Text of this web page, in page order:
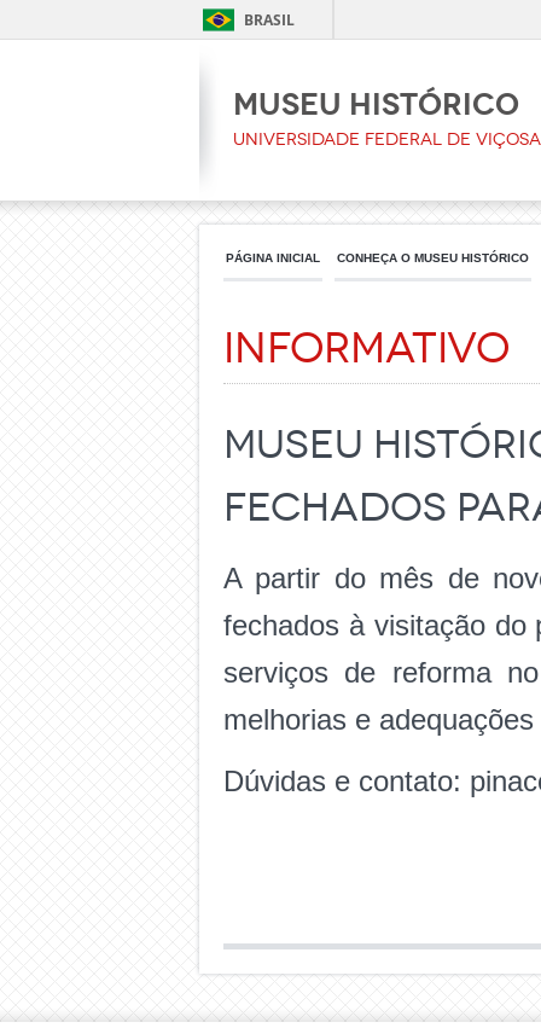
BRASIL
Museu Histórico
Universidade Federal de Viçosa
PÁGINA INICIAL CONHEÇA O MUSEU HISTÓRICO
Informativo
Museu
fechados
A partir do mês de
fechados à visitação do
serviços de reforma
melhorias e
Dúvidas e contato: